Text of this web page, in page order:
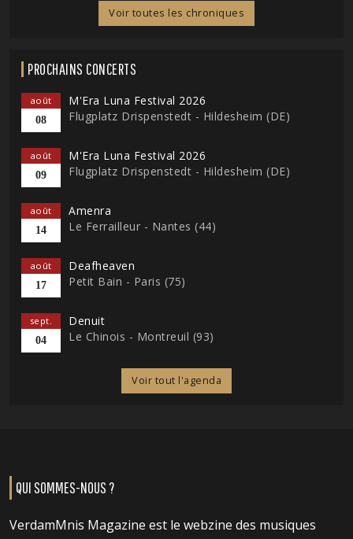
Voir toutes les chroniques
PROCHAINS CONCERTS
août
08
M'Era Luna Festival 2026
Flugplatz Drispenstedt - Hildesheim (DE)
août
09
M'Era Luna Festival 2026
Flugplatz Drispenstedt - Hildesheim (DE)
août
14
Amenra
Le Ferrailleur - Nantes (44)
août
17
Deafheaven
Petit Bain - Paris (75)
sept.
04
Denuit
Le Chinois - Montreuil (93)
Voir tout l'agenda
QUI SOMMES-NOUS ?
VerdamMnis Magazine est le webzine des musiques